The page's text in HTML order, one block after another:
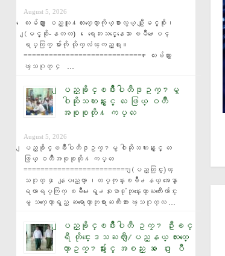
August 5, 2026
ေလးမ်က္ႏွာ ျပည္သူ႔လႊတ္ေတာ္ကိုယ္စားလွယ္ ဦးျမင့္စိုး၊
(ျမင့္စိုး-နတလ) ၊ ေရေဘးသင့္ေနေသာ ၿမိဳ႕ေပၚ
ရပ္ကြက္ မ်ားကို လိုက္လံၾကည့္ရႈ။
============================= ေလးမ်က္ႏွာ
ၾသဂုတ္ ၄   …
ျပည္ခိုင္ၿဖိဳးပါတီဒုဥကၠ႒မွ
ဝါဆိုသကၤန္းႏွင့္ လႉ ဖြယ္ ဝတၳဳ
အစုစုတို႔ ကပ္လႉ
August 5, 2026
ျပည္ခိုင္ၿဖိဳးပါတီဒုဥကၠ႒မွ ဝါဆိုသကၤန္းႏွင့္ လႉ
ဖြယ္ ဝတၳဳအစုစုတို႔ ကပ္လႉ
========================= (ျပည္တြင္း)ၾ
သဂုတ္ ၄ ေနျပည္ေတာ္ ၊တပ္ကုန္းၿမိဳ႕နယ္ အေနာ္
ရထာရပ္ကြက္ ၿမိဳ႕ေရွ႕စႏၵာ႐ုံဘုန္းေတာ္ႀကီးေက်ာင္း
မွ သက္ေတာ္ရွည္ ဆရာေတာ္ဘုရားႀကီးအား ၾသဂုတ္လ …
ျပည္ခိုင္ၿဖိဳးပါတီ ဥကၠ႒ ဦးခင္
ရီ တိုင္းေဒသႀကီး/ျပည္နယ္ လႊတ္ေ
တာ္ဥကၠ႒မ်ားႏွင့္ အစည္း အ ေဝး ျပဳ